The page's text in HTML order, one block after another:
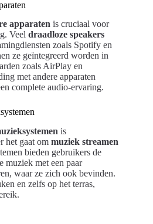
apparaten is cruciaal voor
Veel draadloze speakers
zoals Spotify en
ze geïntegreerd worden in
zoals AirPlay en
met andere apparaten
complete audio-ervaring.
is
het gaat om muziek streamen
bieden gebruikers de
muziek met een paar
waar ze zich ook bevinden.
en zelfs op het terras,